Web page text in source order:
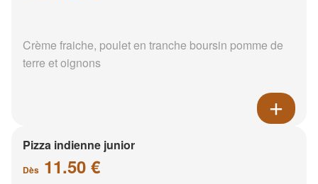
Crème fraiche, poulet en tranche boursin pomme de
terre et oignons
Pizza indienne junior
Dès 11.50 €